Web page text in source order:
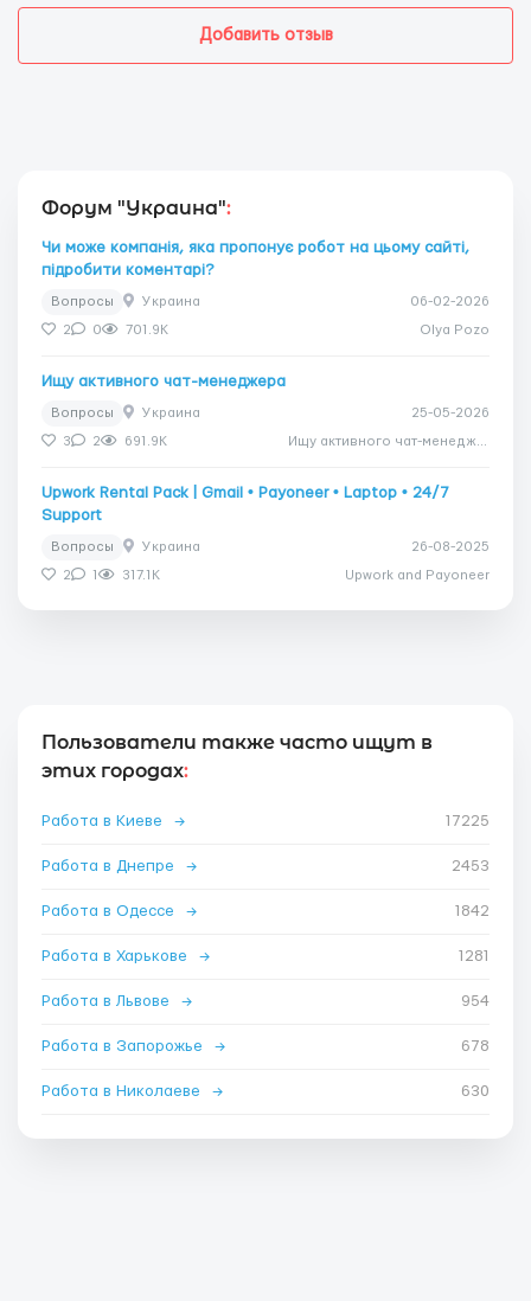
Добавить отзыв
Форум "Украина":
Чи може компанія, яка пропонує робот на цьому сайті,
підробити коментарі?
Вопросы Украина 06-02-2026
2 0 701.9K Olya Pozo
Ищу активного чат-менеджера
Вопросы Украина 25-05-2026
3 2 691.9K
Upwork Rental Pack | Gmail • Payoneer • Laptop • 24/7
Support
Вопросы Украина 26-08-2025
2 1 317.1K Upwork and Payoneer
Пользователи также часто ищут в
этих городах:
Работа в Киеве → 17225
Работа в Днепре → 2453
Работа в Одессе → 1842
Работа в Харькове → 1281
Работа в Львове → 954
Работа в Запорожье → 678
Работа в Николаеве → 630